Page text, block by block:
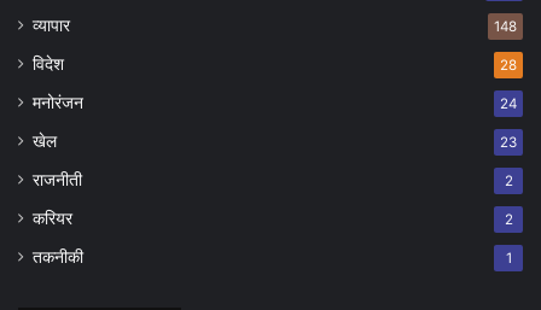
व्यापार 148
विदेश 28
मनोरंजन 24
खेल 23
राजनीती 2
करियर 2
तकनीकी 1